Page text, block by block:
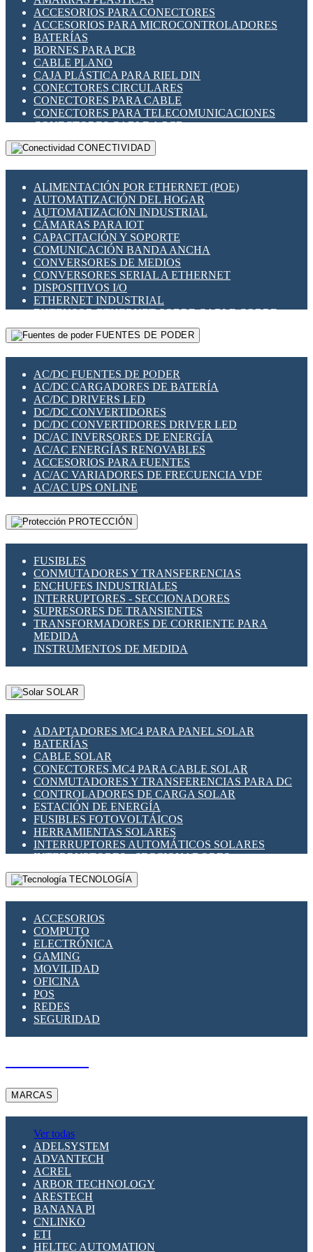
INDICADORES PARA PANEL
INTERFACES DE RELÉ
INTERRUPTORES FIN DE CARRERA
LLAVES CONMUTADORAS
MEDIDORES DE ENERGÍA Y TC'S DE CORRIENTE
MOTORES PASO A PASO
PANTALLAS HMI
PLC -CONTROLADORES LÓGICO PROGRAMABLES
PROGRAMADORES DE HORARIO
RELÉS DE PROTECCIÓN
SENSORES CAPACITIVOS
SENSORES INDUCTIVOS
TEMPORIZADORES
VARIACS
VARIADORES DE FRECUENCIA [VDF]
SECCIONADORES - INTERRUPTORES
MAQUINARIA
ACCESORIOS PARA CONECTORES
ACCESORIOS PARA MICROCONTROLADORES
BATERÍAS
BORNES PARA PCB
CABLE PLANO
CAJA PLÁSTICA PARA RIEL DIN
CONECTORES CIRCULARES
CONECTORES PARA CABLE
CONECTORES PARA TELECOMUNICACIONES
CONECTORES CABLE A PCB
CONECTORES PCB A CABLE
DIP SWITCHES
HERRAMIENTAS VARIAS
ILUMINACIÓN LED
INTERRUPTORES REED
INTERFACES DE RELÉ
OTROS RELÉS
PROTECCIÓN TÉRMICA
RELÉS AUTOMOTRICES
RELÉS DE SEÑAL
RELÉS DE ESTADO SÓLIDO SSR
RELÉS INDUSTRIALES
RELÉS MINIATURA DE POTENCIA
SENSORES MAGNÉTICOS
SWITCH Y MICROSWITCH
TARJETAS PI
UNIÓN Y DERIVACIÓN DE CABLE
CONECTIVIDAD
ALIMENTACIÓN POR ETHERNET (POE)
AUTOMATIZACIÓN DEL HOGAR
AUTOMATIZACIÓN INDUSTRIAL
CÁMARAS PARA IOT
CAPACITACIÓN Y SOPORTE
COMUNICACIÓN BANDA ANCHA
CONVERSORES DE MEDIOS
CONVERSORES SERIAL A ETHERNET
DISPOSITIVOS I/O
ETHERNET INDUSTRIAL
EXTENSOR ETHERNET SOBRE CABLE COBRE
GATEWAY LORAWAN
GESTIÓN DE REDES
PLACAS MODULARES IOT
SWITCHES Y REDES WIFI
SOLUCIONES IOT
SOLUCIONES LORAWAN
SOLUCIONES RED CELULAR
SEGURIDAD PARA REDES
SWITCHES LAN
TELEFONÍA IP (VOIP)
VIGILANCIA IP (CCTV)
MESHTASTIC
FUENTES DE PODER
AC/DC FUENTES DE PODER
AC/DC CARGADORES DE BATERÍA
AC/DC DRIVERS LED
DC/DC CONVERTIDORES
DC/DC CONVERTIDORES DRIVER LED
DC/AC INVERSORES DE ENERGÍA
AC/AC ENERGÍAS RENOVABLES
ACCESORIOS PARA FUENTES
AC/AC VARIADORES DE FRECUENCIA VDF
AC/AC UPS ONLINE
PROTECCIÓN
FUSIBLES
CONMUTADORES Y TRANSFERENCIAS
ENCHUFES INDUSTRIALES
INTERRUPTORES - SECCIONADORES
SUPRESORES DE TRANSIENTES
TRANSFORMADORES DE CORRIENTE PARA
MEDIDA
INSTRUMENTOS DE MEDIDA
SOLAR
ADAPTADORES MC4 PARA PANEL SOLAR
BATERÍAS
CABLE SOLAR
CONECTORES MC4 PARA CABLE SOLAR
CONMUTADORES Y TRANSFERENCIAS PARA DC
CONTROLADORES DE CARGA SOLAR
ESTACIÓN DE ENERGÍA
FUSIBLES FOTOVOLTÁICOS
HERRAMIENTAS SOLARES
INTERRUPTORES AUTOMÁTICOS SOLARES
INTERRUPTORES - SECCIONADORES
FOTOVOLTÁICOS
MONTAJE PANEL SOLAR
SUPRESOR DE TRANSIENTES SPDS PARA
APLICACIONES FOTOVOLTAICAS
TECNOLOGÍA
ACCESORIOS
COMPUTO
ELECTRÓNICA
GAMING
MOVILIDAD
OFICINA
POS
REDES
SEGURIDAD
MARCAS
Ver todas
ADELSYSTEM
ADVANTECH
ACREL
ARBOR TECHNOLOGY
ARESTECH
BANANA PI
CNLINKO
ETI
HELTEC AUTOMATION